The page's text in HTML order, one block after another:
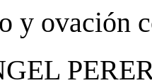
y ovación